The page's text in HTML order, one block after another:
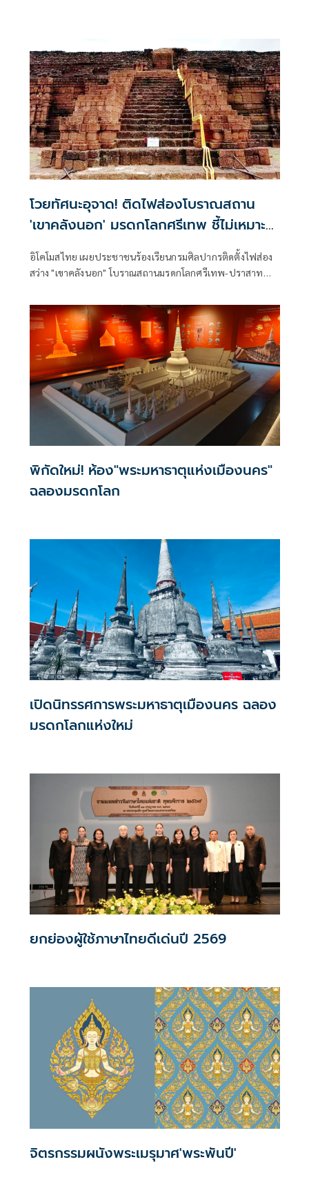
โวยทัศนะอุจาด! ติดไฟส่องโบราณสถาน
'เขาคลังนอก' มรดกโลกศรีเทพ ชี้ไม่เหมาะ
อิโคโมสไทย เผยประชาชนร้องเรียนกรมศิลปากรติดตั้งไฟส่อง
สว่าง "เขาคลังนอก" โบราณสถานมรดกโลกศรีเทพ-ปราสาท
เวท” ร่อนหนังสือถึงนายกฯ - รมว.วัฒนธรรม ห่วงกระทบทำ
เสนอขึ้นทะเบียน “ปราสาทเมืองต่ำ” เป็นมรดกโลก
พิกัดใหม่! ห้อง"พระมหาธาตุแห่งเมืองนคร"
ฉลองมรดกโลก
เปิดนิทรรศการพระมหาธาตุเมืองนคร ฉลอง
มรดกโลกแห่งใหม่
ยกย่องผู้ใช้ภาษาไทยดีเด่นปี 2569
จิตรกรรมผนังพระเมรุมาศ'พระพันปี'